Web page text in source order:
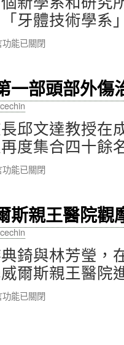
「牙體技術學
功能已關閉
一部頭部外傷
邱文達教授在
再度集合四十
功能已關閉
斯親王醫院觀
錡與林芳瑩，
威爾斯親王醫
功能已關閉